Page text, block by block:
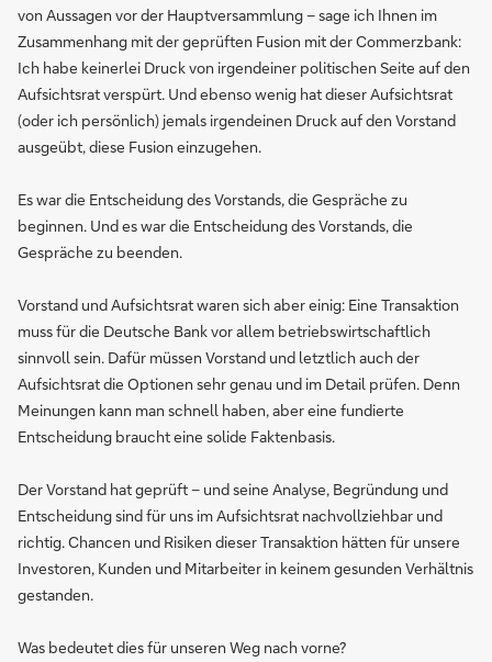
von Aussagen vor der Hauptversammlung – sage ich Ihnen im
Zusammenhang mit der geprüften Fusion mit der Commerzbank:
Ich habe keinerlei Druck von irgendeiner politischen Seite auf den
Aufsichtsrat verspürt. Und ebenso wenig hat dieser Aufsichtsrat
(oder ich persönlich) jemals irgendeinen Druck auf den Vorstand
ausgeübt, diese Fusion einzugehen.
Es war die Entscheidung des Vorstands, die Gespräche zu
beginnen. Und es war die Entscheidung des Vorstands, die
Gespräche zu beenden.
Vorstand und Aufsichtsrat waren sich aber einig: Eine Transaktion
muss für die Deutsche Bank vor allem betriebswirtschaftlich
sinnvoll sein. Dafür müssen Vorstand und letztlich auch der
Aufsichtsrat die Optionen sehr genau und im Detail prüfen. Denn
Meinungen kann man schnell haben, aber eine fundierte
Entscheidung braucht eine solide Faktenbasis.
Der Vorstand hat geprüft – und seine Analyse, Begründung und
Entscheidung sind für uns im Aufsichtsrat nachvollziehbar und
richtig. Chancen und Risiken dieser Transaktion hätten für unsere
Investoren, Kunden und Mitarbeiter in keinem gesunden Verhältnis
gestanden.
Was bedeutet dies für unseren Weg nach vorne?